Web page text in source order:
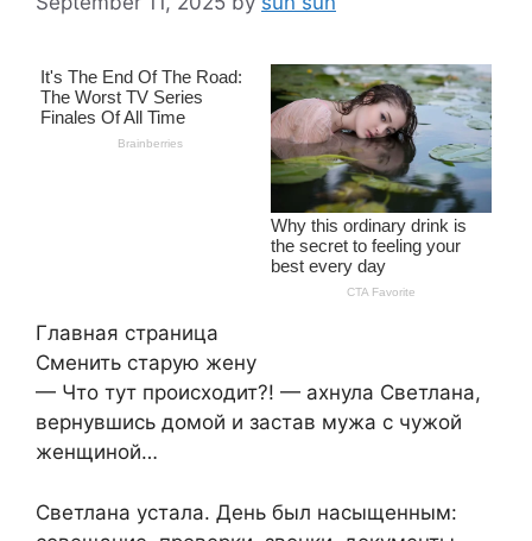
Главная страница
Сменить старую жену
— Что тут происходит?! — ахнула Светлана,
вернувшись домой и застав мужа с чужой
женщиной…
Светлана устала. День был насыщенным: